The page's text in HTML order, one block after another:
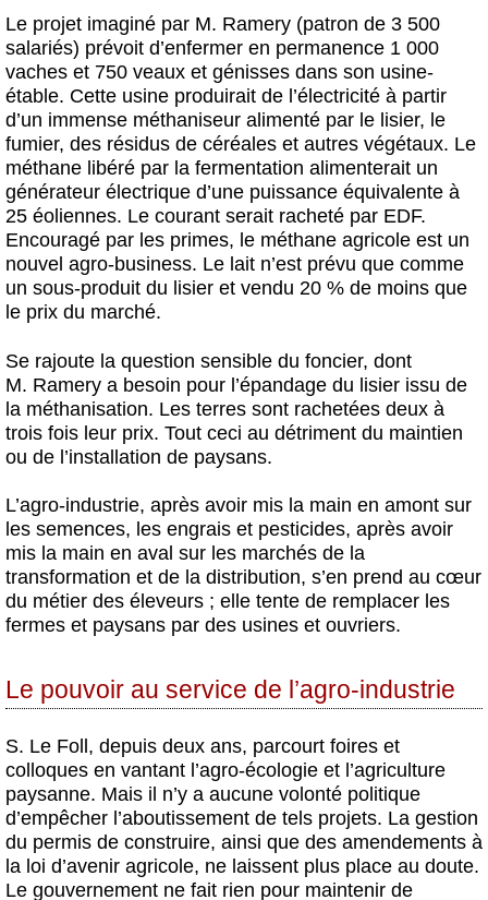
Le projet imaginé par M. Ramery (patron de 3 500
salariés) prévoit d’enfermer en permanence 1 000
vaches et 750 veaux et génisses dans son usine-
étable. Cette usine produirait de l’électricité à partir
d’un immense méthaniseur alimenté par le lisier, le
fumier, des résidus de céréales et autres végétaux. Le
méthane libéré par la fermentation alimenterait un
générateur électrique d’une puissance équivalente à
25 éoliennes. Le courant serait racheté par EDF.
Encouragé par les primes, le méthane agricole est un
nouvel agro-business. Le lait n’est prévu que comme
un sous-produit du lisier et vendu 20 % de moins que
le prix du marché.
Se rajoute la question sensible du foncier, dont
M. Ramery a besoin pour l’épandage du lisier issu de
la méthanisation. Les terres sont rachetées deux à
trois fois leur prix. Tout ceci au détriment du maintien
ou de l’installation de paysans.
L’agro-industrie, après avoir mis la main en amont sur
les semences, les engrais et pesticides, après avoir
mis la main en aval sur les marchés de la
transformation et de la distribution, s’en prend au cœur
du métier des éleveurs ; elle tente de remplacer les
fermes et paysans par des usines et ouvriers.
Le pouvoir au service de l’agro-industrie
S. Le Foll, depuis deux ans, parcourt foires et
colloques en vantant l’agro-écologie et l’agriculture
paysanne. Mais il n’y a aucune volonté politique
d’empêcher l’aboutissement de tels projets. La gestion
du permis de construire, ainsi que des amendements à
la loi d’avenir agricole, ne laissent plus place au doute.
Le gouvernement ne fait rien pour maintenir de